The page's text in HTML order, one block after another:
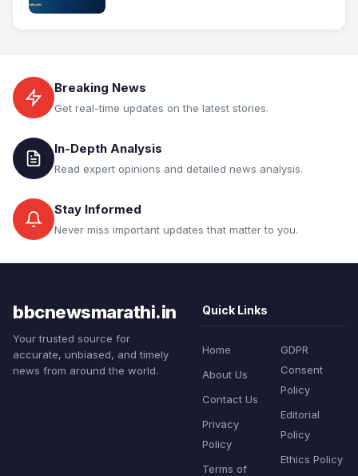
Breaking News
Get real-time updates on the latest stories.
In-Depth Analysis
Read expert opinions and detailed news analysis.
Stay Informed
Never miss important updates that matter to you.
bbcnewsmarathi.in
Your trusted source for
accurate, unbiased, and timely
news from around the world.
Quick Links
Home
About Us
Contact Us
Privacy
Policy
Terms of
GDPR
Consent
Policy
Editorial
Policy
Ethics Policy